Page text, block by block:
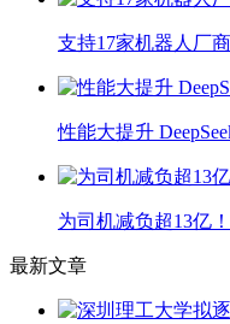
支持17家机器人厂
性能大提升
为司机减负超13亿
最新文章